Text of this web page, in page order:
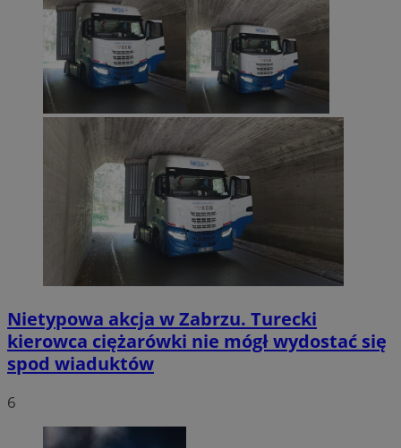
Nietypowa akcja w Zabrzu. Turecki
kierowca ciężarówki nie mógł wydostać się
spod wiaduktów
6